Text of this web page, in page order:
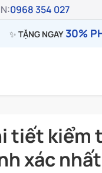
0968 354 027
✨ TẶNG NGAY30%
tiết kiểm
xác nhất